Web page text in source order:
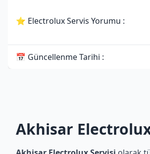
⭐ Electrolux Servis Yorumu :
📅 Güncellenme Tarihi :
Akhisar